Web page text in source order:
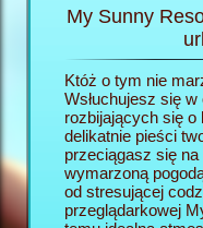
My Sunny
Któż o tym nie
Wsłuchujesz się w
rozbijających się
delikatnie pieści
przeciągasz się
wymarzoną
od stresującej
przeglądarkowej